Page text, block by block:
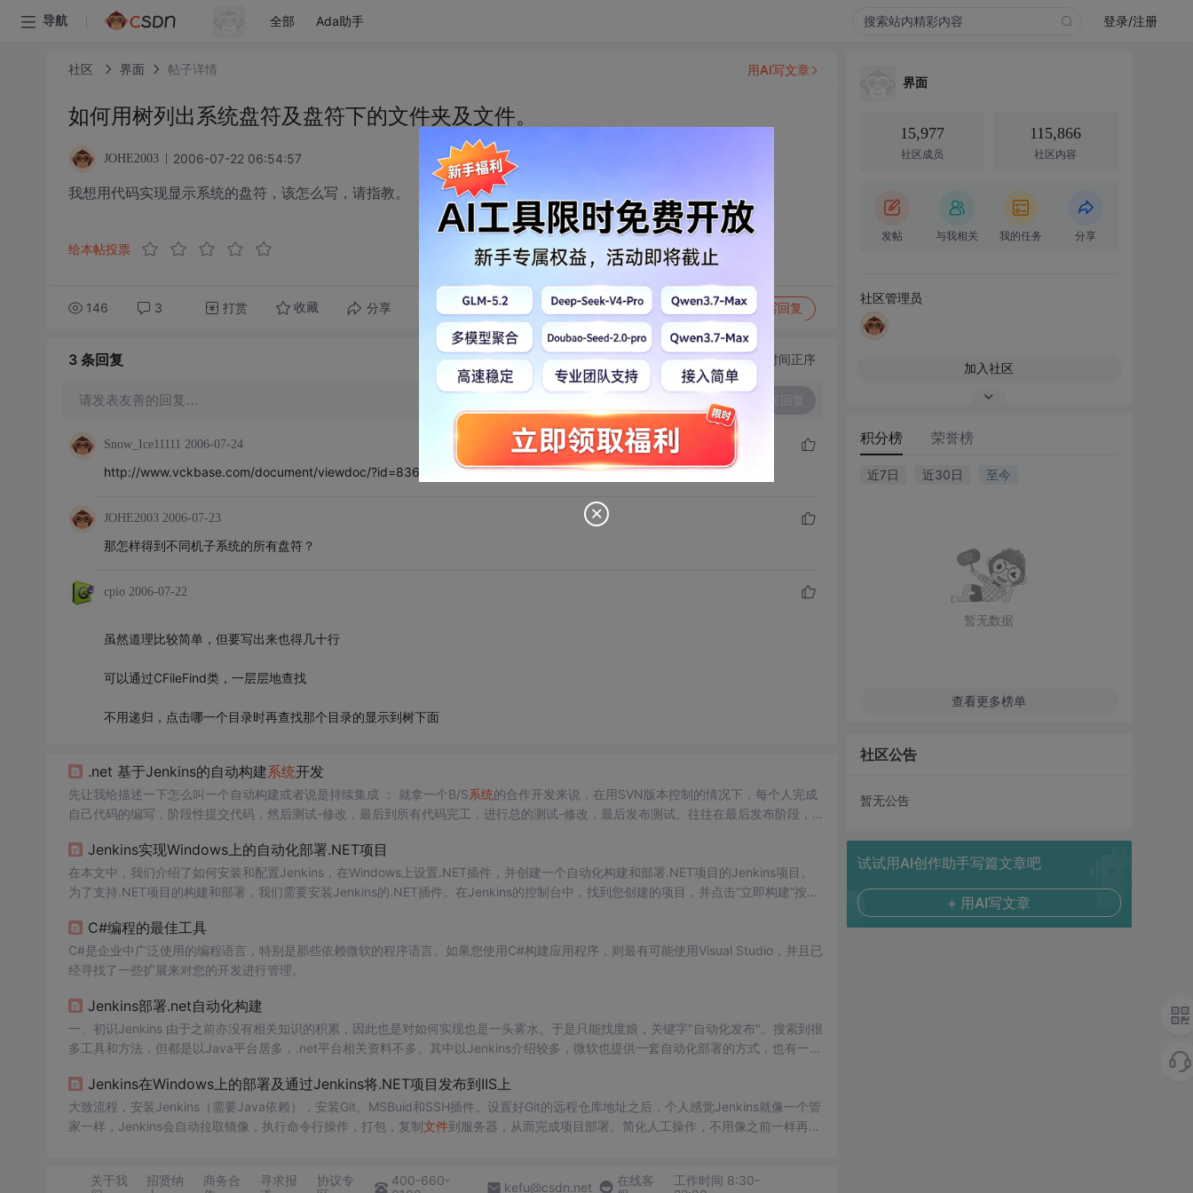
导航 全部 Ada助手 登录/注册
社区 界面 帖子详情
如何用树列出系统盘符及盘符下的文件夹及文件。
JOHE2003 2006-07-22 06:54:57
我想用代码实现显示系统的盘符，该怎么写，请指教。
给本帖投票
146 3 打赏 收藏 分享 转发到动态 举报 写回复
用AI写文章
3 条回复 切换为时间正序
请发表友善的回复…
Snow_Ice11111 2006-07-24
http://www.vckbase.com/document/viewdoc/?id=836
JOHE2003 2006-07-23
那怎样得到不同机子系统的所有盘符？
cpio 2006-07-22
虽然道理比较简单，但要写出来也得几十行
可以通过CFileFind类，一层层地查找
不用递归，点击哪一个目录时再查找那个目录的显示到树下面
.net 基于Jenkins的自动构建系统开发
先让我给描述一下怎么叫一个自动构建或者说是持续集成 ： 就拿一个B/S系统的合作开发来说，在用SVN版本控制的情况下，每个人完成
自己代码的编写，阶段性提交代码，然后测试-修改，最后到所有代码完工，进行总的测试-修改，最后发布测试。往往在最后发布阶段，
这个问题！ 首先我们用到的...
Jenkins实现Windows上的自动化部署.NET项目
在本文中，我们介绍了如何安装和配置Jenkins，在Windows上设置.NET插件，并创建一个自动化构建和部署.NET项目的Jenkins项目。
为了支持.NET项目的构建和部署，我们需要安装Jenkins的.NET插件。在Jenkins的控制台中，找到您创建的项目，并点击“立即构建”按
部分，选择您的源码管理系统
C#编程的最佳工具
C#是企业中广泛使用的编程语言，特别是那些依赖微软的程序语言。如果您使用C#构建应用程序，则最有可能使用Visual Studio，并且已
经寻找了一些扩展来对您的开发进行管理。
Jenkins部署.net自动化构建
一、初识Jenkins 由于之前亦没有相关知识的积累，因此也是对如何实现也是一头雾水。于是只能找度娘，关键字"自动化发布"。搜索到很
多工具和方法，但都是以Java平台居多，.net平台相关资料不多。其中以Jenkins介绍较多，微软也提供一套自动化部署的方式，也有一些
Jenkins在Windows上的部署及通过Jenkins将.NET项目发布到IIS上
大致流程，安装Jenkins（需要Java依赖），安装Git、MSBuid和SSH插件。设置好Git的远程仓库地址之后，个人感觉Jenkins就像一个管
家一样，Jenkins会自动拉取镜像，执行命令行操作，打包，复制文件到服务器，从而完成项目部署。简化人工操作，不用像之前一样再复
关于我
招贤纳
商务合
寻求报
协议专
400-660-
kefu@csdn.net
在线客
工作时间 8:30-
界面
15,977
社区成员
115,866
社区内容
发帖 与我相关 我的任务 分享
社区管理员
加入社区
积分榜 荣誉榜
近7日 近30日 至今
暂无数据
查看更多榜单
社区公告
暂无公告
试试用AI创作助手写篇文章吧
+ 用AI写文章